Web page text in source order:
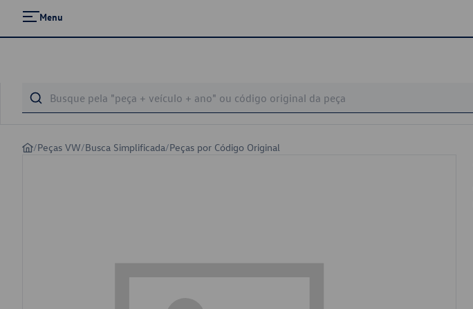
Menu
/Peças VW/Busca Simplificada/Peças por Código Original